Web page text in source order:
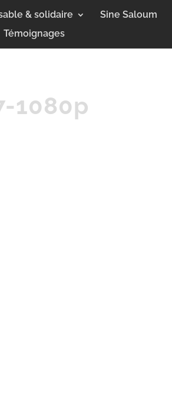
& solidaire Sine Saloum
Témoignages
1080p